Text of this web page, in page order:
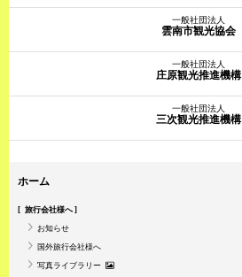
一般社団法人
雲南市観光協会
一般社団法人
庄原観光推進機構
一般社団法人
三次観光推進機構
ホーム
旅行会社様へ
お知らせ
国外旅行会社様へ
写真ライブラリー